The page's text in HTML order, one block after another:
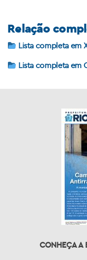
Relação
Lista completa em
Lista completa em
CONHEÇA A